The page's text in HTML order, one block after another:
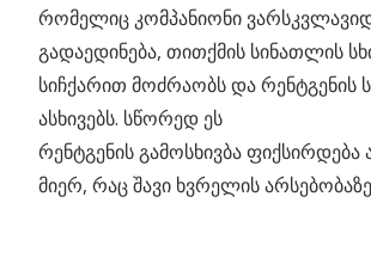
რომელიც კომპანიონი
გადაედინება, თითქმის სინათლის
სიჩქარით მოძრაობს და რენტგენის
ასხივებს. სწორედ ეს
რენტგენის გამოსხივბა
მიერ, რაც შავი ხვრელის